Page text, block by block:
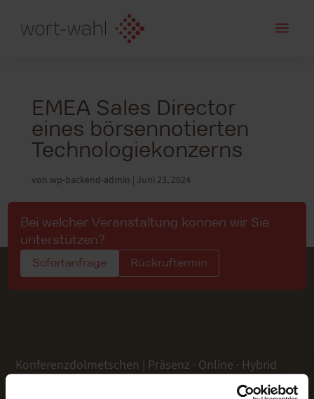
a
EMEA Sales Director
eines börsennotierten
Technologiekonzerns
von wp-backend-admin Juni 23, 2024
Bei welcher Veranstaltung können wir Sie
unterstützen?
Sofortanfrage Rückruftermin
Konferenzdolmetschen | Präsenz · Online · Hybrid